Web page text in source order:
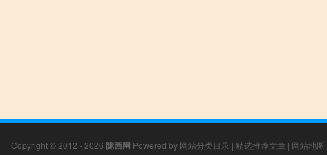
Copyright © 2012 - 2026 陇西网 Powered by 网站分类目录 | 精选推荐文章 | 网站地图